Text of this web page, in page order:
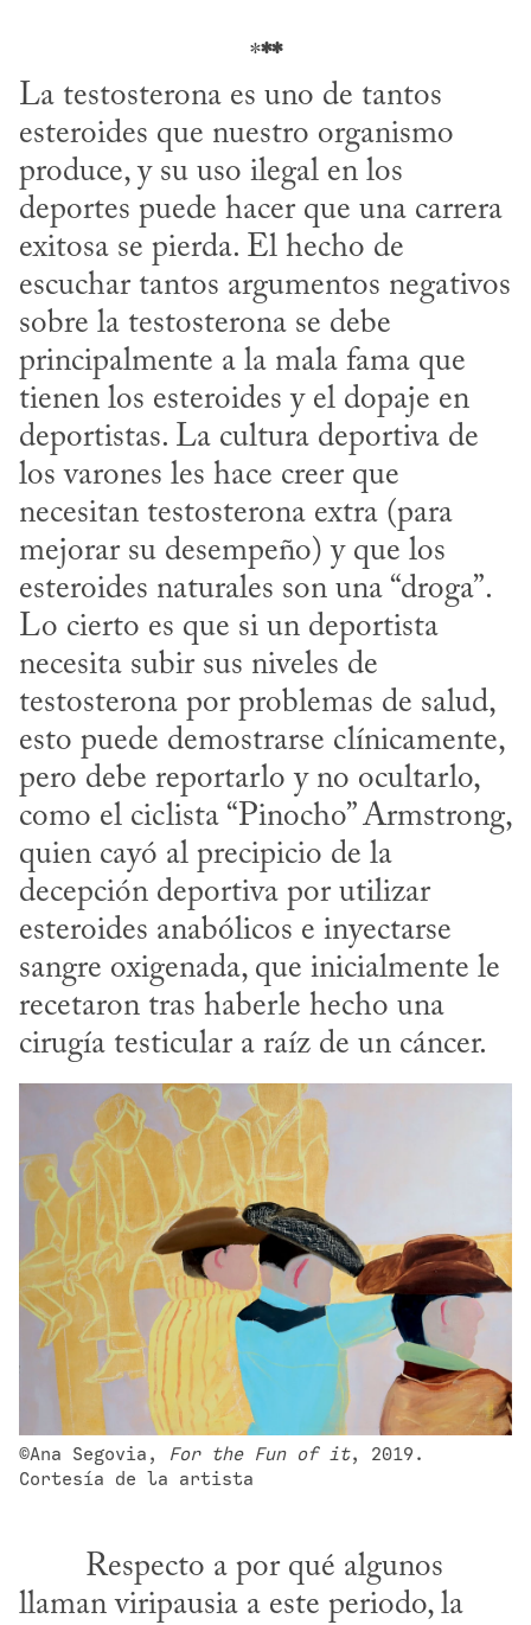
***
La testosterona es uno de tantos
esteroides que nuestro organismo
produce, y su uso ilegal en los
deportes puede hacer que una carrera
exitosa se pierda. El hecho de
escuchar tantos argumentos negativos
sobre la testosterona se debe
principalmente a la mala fama que
tienen los esteroides y el dopaje en
deportistas. La cultura deportiva de
los varones les hace creer que
necesitan testosterona extra (para
mejorar su desempeño) y que los
esteroides naturales son una “droga”.
Lo cierto es que si un deportista
necesita subir sus niveles de
testosterona por problemas de salud,
esto puede demostrarse clínicamente,
pero debe reportarlo y no ocultarlo,
como el ciclista “Pinocho” Armstrong,
quien cayó al precipicio de la
decepción deportiva por utilizar
esteroides anabólicos e inyectarse
sangre oxigenada, que inicialmente le
recetaron tras haberle hecho una
cirugía testicular a raíz de un cáncer.
©Ana Segovia, For the Fun of it, 2019.
Cortesía de la artista
llaman viripausia a este periodo, la